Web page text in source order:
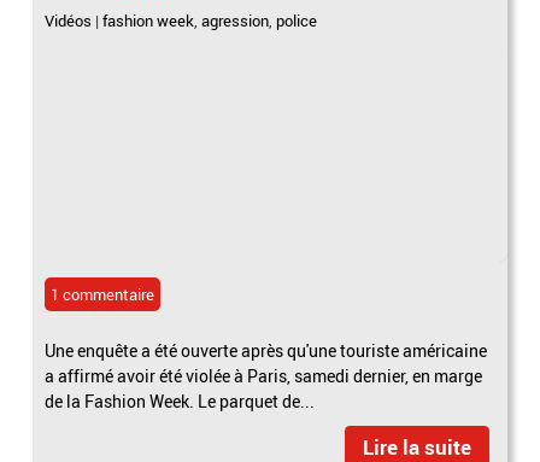
Vidéos |fashion week,agression, police
1 commentaire
Une enquête a été ouverte après qu'une touriste américaine
a affirmé avoir été violée à Paris, samedi dernier, en marge
de la Fashion Week. Le parquet de...
Lire la suite